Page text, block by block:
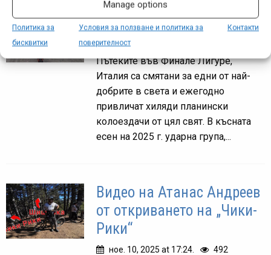
Manage options
Политика за
бисквитки
Условия за ползване и политика за
поверителност
Контакти
Пет дни MTB в Лигурия
Пътеките във Финале Лигуре,
Италия са смятани за едни от най-
добрите в света и ежегодно
привличат хиляди планински
колоездачи от цял свят. В късната
есен на 2025 г. ударна група,...
Видео на Атанас Андреев
от откриването на „Чики-
Рики“
ное. 10, 2025 at 17:24. 492